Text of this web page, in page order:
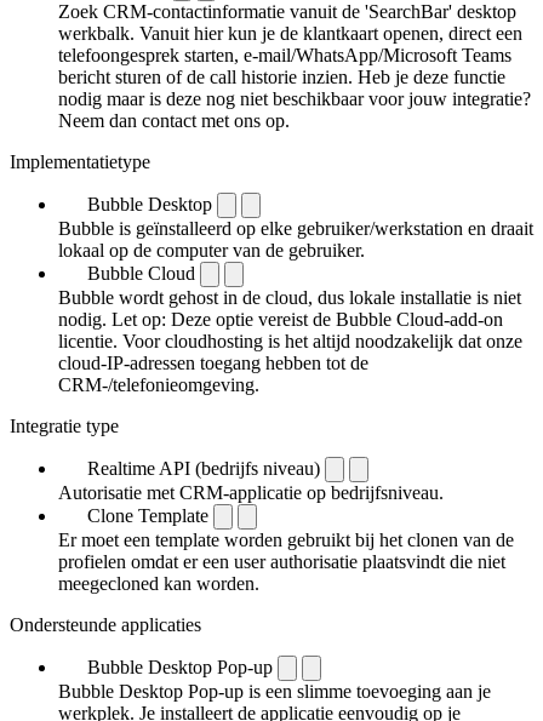
Zoek CRM-contactinformatie vanuit de 'SearchBar' desktop
werkbalk. Vanuit hier kun je de klantkaart openen, direct een
telefoongesprek starten, e-mail/WhatsApp/Microsoft Teams
bericht sturen of de call historie inzien. Heb je deze functie
nodig maar is deze nog niet beschikbaar voor jouw integratie?
Neem dan contact met ons op.
Implementatietype
Bubble Desktop
Bubble is geïnstalleerd op elke gebruiker/werkstation en draait
lokaal op de computer van de gebruiker.
Bubble Cloud
Bubble wordt gehost in de cloud, dus lokale installatie is niet
nodig. Let op: Deze optie vereist de Bubble Cloud-add-on
licentie. Voor cloudhosting is het altijd noodzakelijk dat onze
cloud-IP-adressen toegang hebben tot de
CRM-/telefonieomgeving.
Integratie type
Realtime API (bedrijfs niveau)
Autorisatie met CRM-applicatie op bedrijfsniveau.
Clone Template
Er moet een template worden gebruikt bij het clonen van de
profielen omdat er een user authorisatie plaatsvindt die niet
meegecloned kan worden.
Ondersteunde applicaties
Bubble Desktop Pop-up
Bubble Desktop Pop-up is een slimme toevoeging aan je
werkplek. Je installeert de applicatie eenvoudig op je